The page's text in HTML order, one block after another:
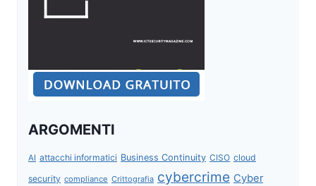
ARGOMENTI
AI attacchi informatici Business Continuity CISO cloud
security compliance Crittografia cybercrime Cyber